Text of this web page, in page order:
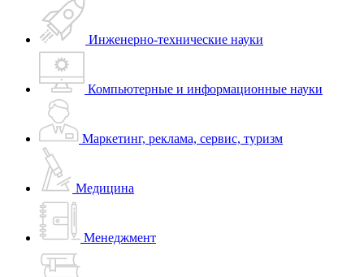
Инженерно-технические науки
Компьютерные и информационные науки
Маркетинг, реклама, сервис, туризм
Медицина
Менеджмент